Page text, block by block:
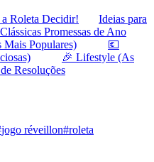
Roleta Decidir!
Ideias para
Promessas de Ano
Mais Populares)
💶
🎉 Lifestyle (As
Resoluções
jogo réveillon#roleta